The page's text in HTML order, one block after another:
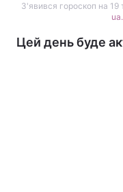
З'явився гороскоп на 19
Цей день буде